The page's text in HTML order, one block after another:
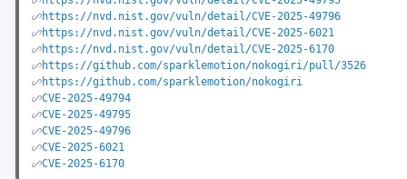
https://nvd.nist.gov/vuln/detail/CVE-2025-49796
https://nvd.nist.gov/vuln/detail/CVE-2025-6021
https://nvd.nist.gov/vuln/detail/CVE-2025-6170
https://github.com/sparklemotion/nokogiri/pull/3526
https://github.com/sparklemotion/nokogiri
CVE-2025-49794
CVE-2025-49795
CVE-2025-49796
CVE-2025-6021
CVE-2025-6170